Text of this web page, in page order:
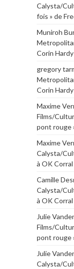
Calysta/
fois » de
Muniroh
Corin Hardy
gregory
Corin Hardy
Maxime
Films/
pont rouge
Maxime
Calysta/
à OK
Camille
Calysta/
à OK
Julie
Films/
pont rouge
Julie
Calysta/